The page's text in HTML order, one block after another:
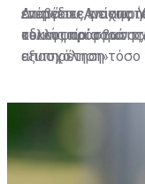
ενέργειες, με
οδικής
επιπέδου
κυκλοφορία των
εξυπηρέτηση
Διαβάστε επίσης:
τελευταία φορά
απασχόληση»